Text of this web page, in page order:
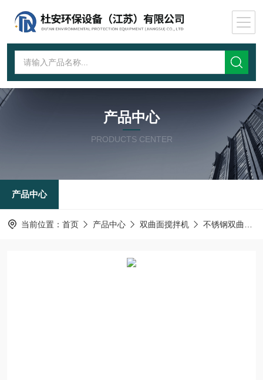
产品中心
PRODUCTS CENTER
产品中心
当前位置： 首页 产品中心 双曲面搅拌机 不锈钢双曲面搅拌机